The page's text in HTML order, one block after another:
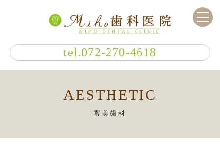
tel.072-270-4618
AESTHETIC
審美歯科